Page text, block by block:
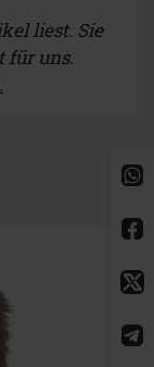
liest. Sie
für uns.